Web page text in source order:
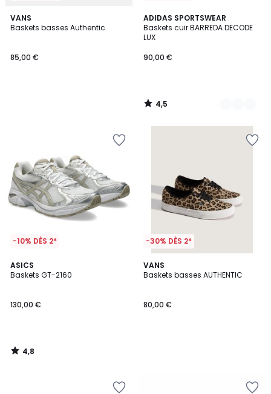
VANS
Baskets basses Authentic
85,00 €
ADIDAS SPORTSWEAR
Baskets cuir BARREDA DECODE
LUX
90,00 €
4,5
/ 5
2
Couleurs
4,5
/
-10% DÈS 2*
ASICS
Baskets GT-2160
130,00 €
4,8
/ 5
4,8
/
-30% DÈS 2*
VANS
Baskets basses AUTHENTIC
80,00 €